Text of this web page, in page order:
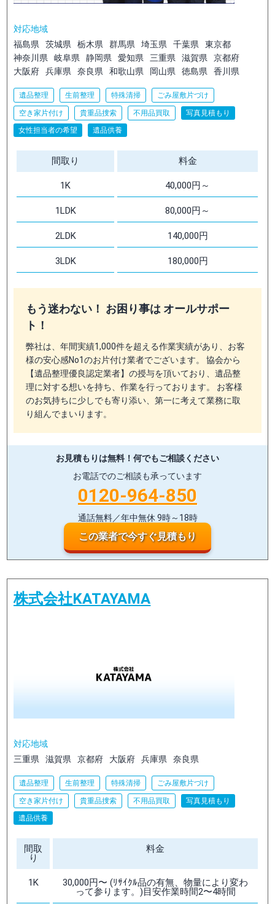
対応地域
福島県
茨城県 栃木県 群馬県 埼玉県 千葉県
東京都
神奈川県
岐阜県 静岡県 愛知県 三重県 滋賀県
京都府
大阪府
兵庫県 奈良県 和歌山県 岡山県 徳島県 香川県
遺品整理 生前整理 特殊清掃 ごみ屋敷片づけ
空き家片付け 貴重品捜索 不用品買取
写真見積もり
女性担当者の希望
遺品供養
間取り 料金
1K 40,000円～
1LDK 80,000円～
2LDK 140,000円
3LDK 180,000円
もう迷わない！ お困り事は オールサポー
ト！
弊社は、年間実績1,000件を超える作業実績があり、お客
様の安心感No1のお片付け業者でございます。 協会から
【遺品整理優良認定業者】の授与を頂いており、遺品整
理に対する想いを持ち、作業を行っております。 お客様
のお気持ちに少しでも寄り添い、第一に考えて業務に取
り組んでまいります。
お見積もりは無料！ 何でもご相談ください
お電話でのご相談も承っています
0120-964-850
通話無料／年中無休 9時～18時
この業者で今すぐ見積もり
株式会社KATAYAMA
対応地域
三重県
滋賀県 京都府 大阪府 兵庫県 奈良県
遺品整理 生前整理 特殊清掃 ごみ屋敷片づけ
空き家片付け 貴重品捜索 不用品買取
写真見積もり
遺品供養
間取
り
料金
1K
30,000円〜 (ﾘｻｲｸﾙ品の有無、物量により変わ
って参ります。)目安作業時間2〜4時間